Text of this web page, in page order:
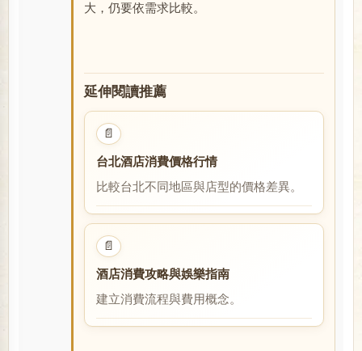
大，仍要依需求比較。
延伸閱讀推薦
📄
台北酒店消費價格行情
比較台北不同地區與店型的價格差異。
閱讀全文
📄
酒店消費攻略與娛樂指南
建立消費流程與費用概念。